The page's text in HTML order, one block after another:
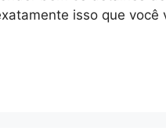
isso que você